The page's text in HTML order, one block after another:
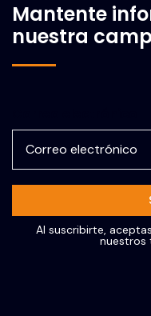
Mantente
nuestra
Al suscribirte,
nuestros